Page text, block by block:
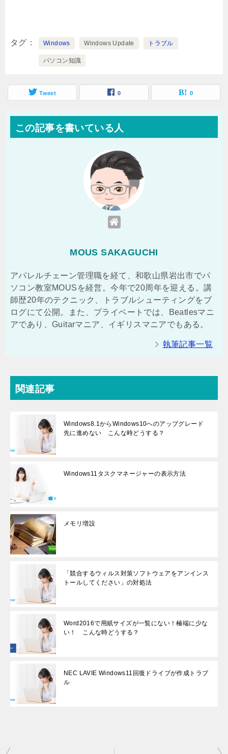
タグ Windows Windows Update トラブル
パソコン知識
Tweet 0 0
この記事を書いている人
MOUS SAKAGUCHI
アパレルチェーン管理職を経て、和歌山県岩出市でパ
ソコン教室MOUSを経営。今年で20周年を迎える。講
師歴20年のテクニック、トラブルシューティングをブ
ログにて公開。また、プライベートでは、Beatlesマニ
アであり、Guitarマニア、イギリスマニアでもある。
執筆記事一覧
関連記事
Windows8.1からWindows10へのアップグレード
先に進めない こんな時どうする？
Windows11タスクマネージャーの表示方法
メモリ増設
「競合するウィルス対策ソフトウェアをアンインス
トールしてください」の対処法
Word2016で用紙サイズが一覧にない！極端に少な
い！ こんな時どうする？
NEC LAVIE Windows11回復ドライブが作成トラブ
ル